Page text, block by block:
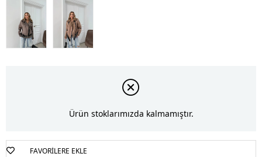
Ürün stoklarımızda kalmamıştır.
FAVORILERE EKLE